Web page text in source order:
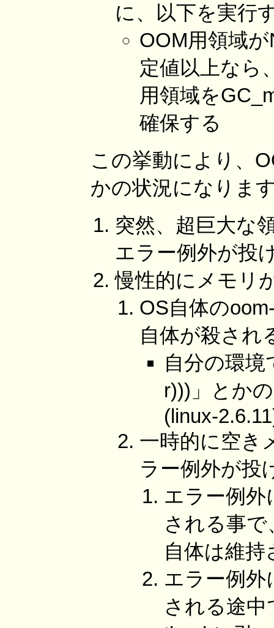
に、以下を実行
OOM用領域
定値以上なら
用領域を
確保する
この挙動により、
かの状況になりま
突然、超巨大な
エラー例外が投
慢性的にメモリ
OS自体の
自体が殺され
自分の環境
r)))」とか
(linux-
一時的に空き
ラー例外が
エラー例外
される事
自体は維持
エラー例外
される途中